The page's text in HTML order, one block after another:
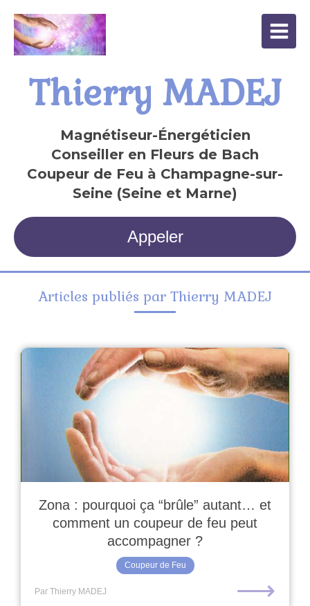
Thierry MADEJ
Magnétiseur-Énergéticien
Conseiller en Fleurs de Bach
Coupeur de Feu à Champagne-sur-
Seine (Seine et Marne)
Appeler
Articles publiés par Thierry MADEJ
Zona : pourquoi ça “brûle” autant… et
comment un coupeur de feu peut
accompagner ?
Coupeur de Feu
Par Thierry MADEJ ⟶